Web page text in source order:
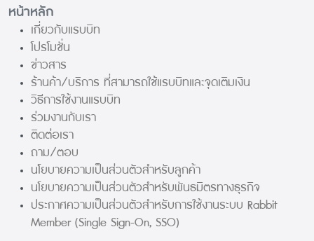
หน้าหลัก
เกี่ยวกับแรบบิท
โปรโมชั่น
ข่าวสาร
ร้านค้า/บริการ ที่สามารถใช้แรบบิทและจุดเติมเงิน
วิธีการใช้งานแรบบิท
ร่วมงานกับเรา
ติดต่อเรา
ถาม/ตอบ
นโยบายความเป็นส่วนตัวสำหรับลูกค้า
นโยบายความเป็นส่วนตัวสำหรับพันธมิตรทางธุรกิจ
ประกาศความเป็นส่วนตัวสำหรับการใช้งานระบบ Rabbit
Member (Single Sign-On, SSO)